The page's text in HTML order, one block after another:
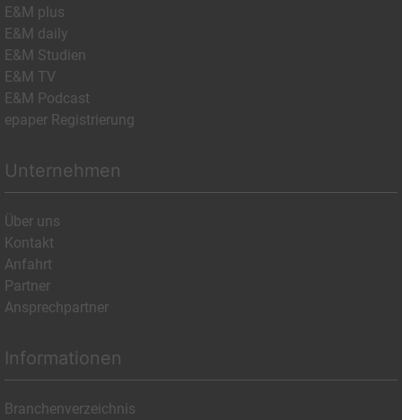
E&M plus
E&M daily
E&M Studien
E&M TV
E&M Podcast
epaper Registrierung
Unternehmen
Über uns
Kontakt
Anfahrt
Partner
Ansprechpartner
Informationen
Branchenverzeichnis